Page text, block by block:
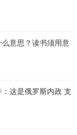
意思？读书须用意
这是俄罗斯内政 支